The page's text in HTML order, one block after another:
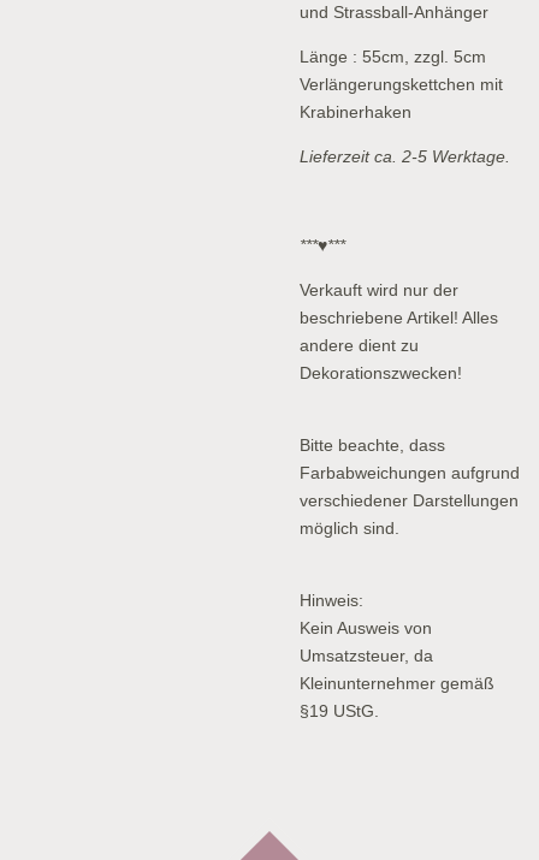
und Strassball-Anhänger
Länge : 55cm, zzgl. 5cm
Verlängerungskettchen mit
Krabinerhaken
Lieferzeit ca. 2-5 Werktage.
***♥***
Verkauft wird nur der
beschriebene Artikel! Alles
andere dient zu
Dekorationszwecken!
Bitte beachte, dass
Farbabweichungen aufgrund
verschiedener Darstellungen
möglich sind.
Hinweis:
Kein Ausweis von
Umsatzsteuer, da
Kleinunternehmer gemäß
§19 UStG.